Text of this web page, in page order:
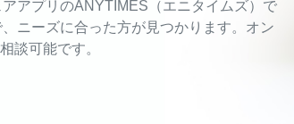
アプリのANYTIMES（エニタイムズ）で
ニーズに合った方が見つかります。オン
談可能です。